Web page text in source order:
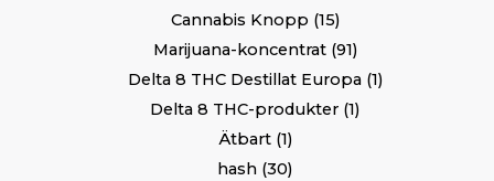
Cannabis Knopp 15
Marijuana-koncentrat 91
Delta 8 THC Destillat Europa 1
Delta 8 THC-produkter 1
Ätbart 1
hash 30